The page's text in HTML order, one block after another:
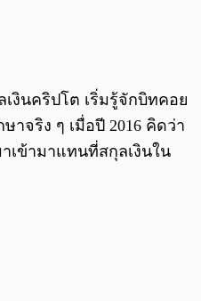
งินคริปโต เริ่มรู้จักบิทคอย
าจริง ๆ เมื่อปี 2016 คิดว่า
เข้ามาแทนที่สกุลเงินใน